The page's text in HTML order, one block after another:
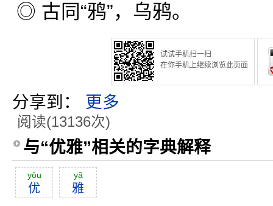
◎ 古同“鸦”，乌鸦。
试试手机扫一扫
在你手机上继续浏览此页面
分享到： 更多
阅读(13136次)
与“优雅”相关的字典解释
yōu
优
yă
雅